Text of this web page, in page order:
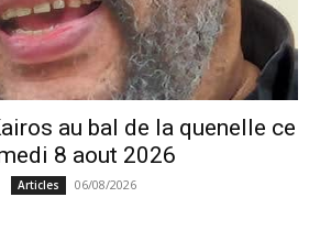
au bal de la quenelle ce
8 aout 2026
Articles 06/08/2026